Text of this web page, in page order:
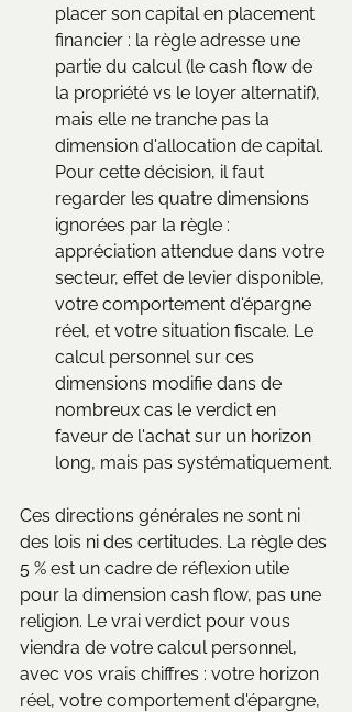
placer son capital en placement
financier : la règle adresse une
partie du calcul (le cash flow de
la propriété vs le loyer alternatif),
mais elle ne tranche pas la
dimension d'allocation de capital.
Pour cette décision, il faut
regarder les quatre dimensions
ignorées par la règle :
appréciation attendue dans votre
secteur, effet de levier disponible,
votre comportement d'épargne
réel, et votre situation fiscale. Le
calcul personnel sur ces
dimensions modifie dans de
nombreux cas le verdict en
faveur de l'achat sur un horizon
long, mais pas systématiquement.
Ces directions générales ne sont ni
des lois ni des certitudes. La règle des
5 % est un cadre de réflexion utile
pour la dimension cash flow, pas une
religion. Le vrai verdict pour vous
viendra de votre calcul personnel,
avec vos vrais chiffres : votre horizon
réel, votre comportement d'épargne,